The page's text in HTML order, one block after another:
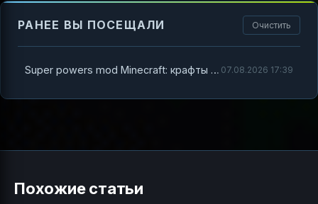
РАНЕЕ ВЫ ПОСЕЩАЛИ Очистить
Super powers mod Minecraft: крафты и способы получить суперсилы 07.08.2026 17:39
Похожие статьи